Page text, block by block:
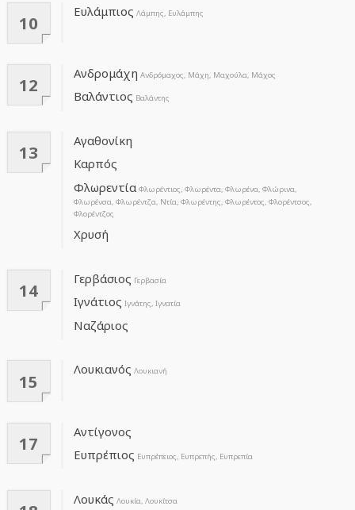
10
Ευλάμπιος Λάμπης, Ευλάμπης
12
Ανδρομάχη Ανδρόμαχος, Μάχη, Μαχούλα, Μάχος
Βαλάντιος Βαλάντης
13
Αγαθονίκη
Καρπός
Φλωρεντία Φλωρέντιος, Φλωρέντα, Φλωρένα, Φλώρινα,
Φλωρένσα, Φλωρέντζα, Ντία, Φλωρέντης, Φλωρέντος, Φλορέντσος,
Φλορέντζος
Χρυσή
14
Γερβάσιος Γερβασία
Ιγνάτιος Ιγνάτης, Ιγνατία
Ναζάριος
15
Λουκιανός Λουκιανή
17
Αντίγονος
Ευπρέπιος Ευπρέπειος, Ευπρεπής, Ευπρεπία
Λουκάς Λουκία, Λουκίτσα